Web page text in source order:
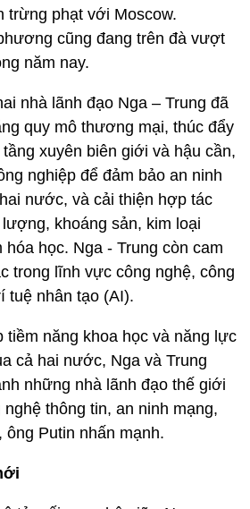
trừng phạt với Moscow.
cũng đang trên đà vượt
năm nay.
nhà lãnh đạo Nga – Trung đã
quy mô thương mại, thúc đẩy
xuyên biên giới và hậu cần,
nghiệp để đảm bảo an ninh
nước, và cải thiện hợp tác
khoáng sản, kim loại
hóa học. Nga - Trung còn cam
trong lĩnh vực công nghệ, công
tuệ nhân tạo (AI).
tiềm năng khoa học và năng lực
cả hai nước, Nga và Trung
những nhà lãnh đạo thế giới
thông tin, an ninh mạng,
ông Putin nhấn mạnh.